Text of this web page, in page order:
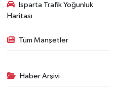
Isparta Trafik Yoğunluk
Haritası
Tüm Manşetler
Haber Arşivi